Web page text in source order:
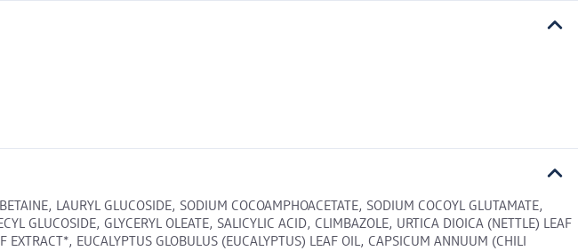
LAURYL GLUCOSIDE, SODIUM COCOAMPHOACETATE, SODIUM COCOYL GLUTAMATE,
GLUCOSIDE, GLYCERYL OLEATE, SALICYLIC ACID, CLIMBAZOLE, URTICA DIOICA (NETTLE) LEAF
EUCALYPTUS GLOBULUS (EUCALYPTUS) LEAF OIL, CAPSICUM ANNUUM (CHILI